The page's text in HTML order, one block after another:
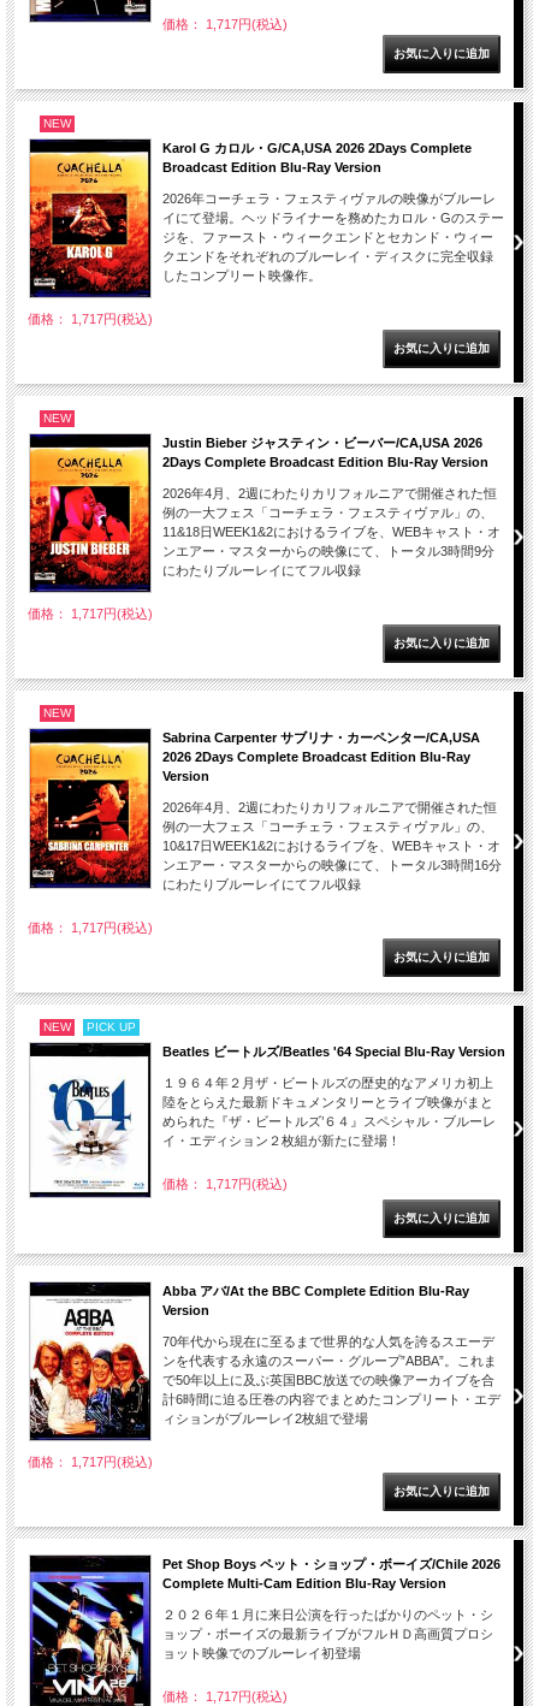
価格： 1,717円(税込)
NEW
Karol G カロル・G/CA,USA 2026 2Days Complete
Broadcast Edition Blu-Ray Version
2026年コーチェラ・フェスティヴァルの映像がブルーレ
イにて登場。ヘッドライナーを務めたカロル・Gのステー
ジを、ファースト・ウィークエンドとセカンド・ウィー
クエンドをそれぞれのブルーレイ・ディスクに完全収録
したコンプリート映像作。
価格： 1,717円(税込)
NEW
Justin Bieber ジャスティン・ビーバー/CA,USA 2026
2Days Complete Broadcast Edition Blu-Ray Version
2026年4月、2週にわたりカリフォルニアで開催された恒
例の一大フェス「コーチェラ・フェスティヴァル」の、
11&18日WEEK1&2におけるライブを、WEBキャスト・オ
ンエアー・マスターからの映像にて、トータル3時間9分
にわたりブルーレイにてフル収録
価格： 1,717円(税込)
NEW
Sabrina Carpenter サブリナ・カーペンター/CA,USA
2026 2Days Complete Broadcast Edition Blu-Ray
Version
2026年4月、2週にわたりカリフォルニアで開催された恒
例の一大フェス「コーチェラ・フェスティヴァル」の、
10&17日WEEK1&2におけるライブを、WEBキャスト・オ
ンエアー・マスターからの映像にて、トータル3時間16分
にわたりブルーレイにてフル収録
価格： 1,717円(税込)
NEW PICK UP
Beatles ビートルズ/Beatles '64 Special Blu-Ray Version
１９６４年２月ザ・ビートルズの歴史的なアメリカ初上
陸をとらえた最新ドキュメンタリーとライブ映像がまと
められた『ザ・ビートルズ’６４』スペシャル・ブルーレ
イ・エディション２枚組が新たに登場！
価格： 1,717円(税込)
Abba アバ/At the BBC Complete Edition Blu-Ray
Version
70年代から現在に至るまで世界的な人気を誇るスエーデ
ンを代表する永遠のスーパー・グループ”ABBA”。これま
で50年以上に及ぶ英国BBC放送での映像アーカイブを合
計6時間に迫る圧巻の内容でまとめたコンプリート・エデ
ィションがブルーレイ2枚組で登場
価格： 1,717円(税込)
Pet Shop Boys ペット・ショップ・ボーイズ/Chile 2026
Complete Multi-Cam Edition Blu-Ray Version
２０２６年１月に来日公演を行ったばかりのペット・シ
ョップ・ボーイズの最新ライブがフルＨＤ高画質プロシ
ョット映像でのブルーレイ初登場
価格： 1,717円(税込)